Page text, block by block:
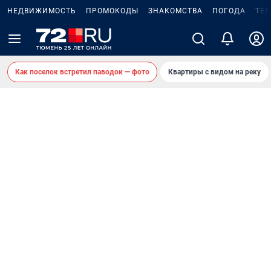
НЕДВИЖИМОСТЬ ПРОМОКОДЫ ЗНАКОМСТВА ПОГОДА
Как поселок встретил паводок — фото Квартиры с видом на реку